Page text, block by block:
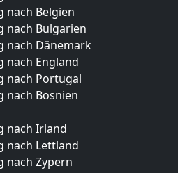
nach Belgien
nach Bulgarien
nach Dänemark
nach England
nach Portugal
nach Bosnien
nach Irland
nach Lettland
nach Zypern